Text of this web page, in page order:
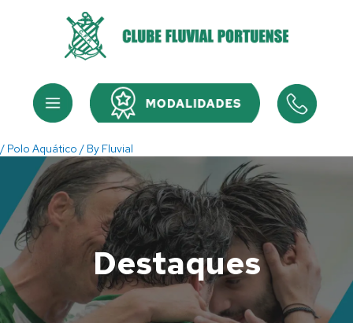
Menu Menu
/ Polo Aquático / By Fluvial
Destaques